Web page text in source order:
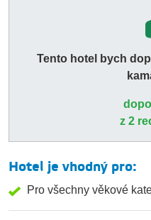
Tento hotel bych
z 2
Hotel je vhodný pro:
Pro všechny věkové